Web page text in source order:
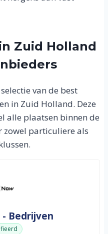
Zuid Holland
van de best
in Zuid Holland. Deze
alle plaatsen binnen de
zowel particuliere als
Bedrijven